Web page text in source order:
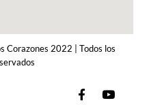
Corazones 2022 | Todos los